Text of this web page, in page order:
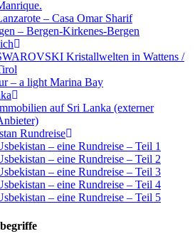
– Casa Omar Sharif
– Bergen-Kirkenes-Bergen
Kristallwelten in Wattens /
– a light Marina Bay
auf Sri Lanka (externer
Rundreise
– eine Rundreise – Teil 1
– eine Rundreise – Teil 2
– eine Rundreise – Teil 3
– eine Rundreise – Teil 4
– eine Rundreise – Teil 5